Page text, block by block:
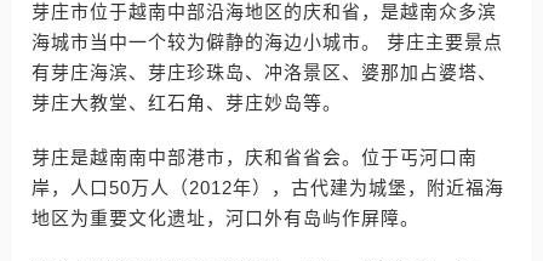
芽庄市位于越南中部沿海地区的庆和省，是越南众多滨
海城市当中一个较为僻静的海边小城市。 芽庄主要景点
有芽庄海滨、芽庄珍珠岛、冲洛景区、婆那加占婆塔、
芽庄大教堂、红石角、芽庄妙岛等。
芽庄是越南南中部港市，庆和省省会。位于丐河口南
岸，人口50万人（2012年），古代建为城堡，附近福海
地区为重要文化遗址，河口外有岛屿作屏障。